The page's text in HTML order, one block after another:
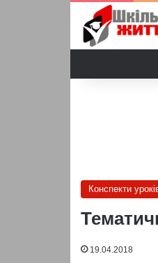
Конспекти
19.04.2018